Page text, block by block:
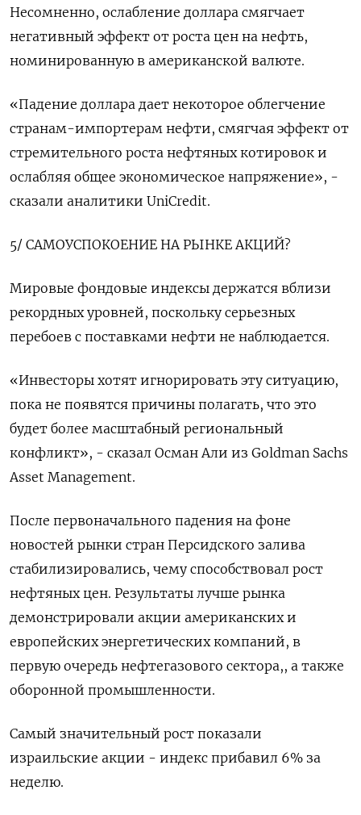
Несомненно, ослабление доллара смягчает
негативный эффект от роста цен на нефть,
номинированную в американской валюте.
«Падение доллара дает некоторое облегчение
странам-импортерам нефти, смягчая эффект от
стремительного роста нефтяных котировок и
ослабляя общее экономическое напряжение», -
сказали аналитики UniCredit.
5/ САМОУСПОКОЕНИЕ НА РЫНКЕ АКЦИЙ?
Мировые фондовые индексы держатся вблизи
рекордных уровней, поскольку серьезных
перебоев с поставками нефти не наблюдается.
«Инвесторы хотят игнорировать эту ситуацию,
пока не появятся причины полагать, что это
будет более масштабный региональный
конфликт», - сказал Осман Али из Goldman Sachs
Asset Management.
После первоначального падения на фоне
новостей рынки стран Персидского залива
стабилизировались, чему способствовал рост
нефтяных цен. Результаты лучше рынка
демонстрировали акции американских и
европейских энергетических компаний, в
первую очередь нефтегазового сектора,, а также
оборонной промышленности.
Самый значительный рост показали
израильские акции - индекс прибавил 6% за
неделю.